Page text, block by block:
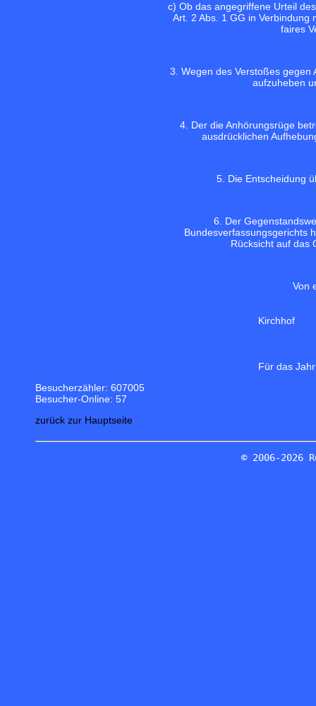
c) Ob das angegriffene Urteil
Art. 2 Abs. 1 GG in Verbindung
faires
3. Wegen des Verstoßes gegen
aufzuheben
4. Der die Anhörungsrüge
ausdrücklichen
5. Die Entscheidung
6. Der
Bundesverfassungsgerichts
Rücksicht auf das
Von
Kirchhof
Für das
Besucherzähler: 607005
Besucher-Online: 57
zurück zur Hauptseite
© 2006-2026